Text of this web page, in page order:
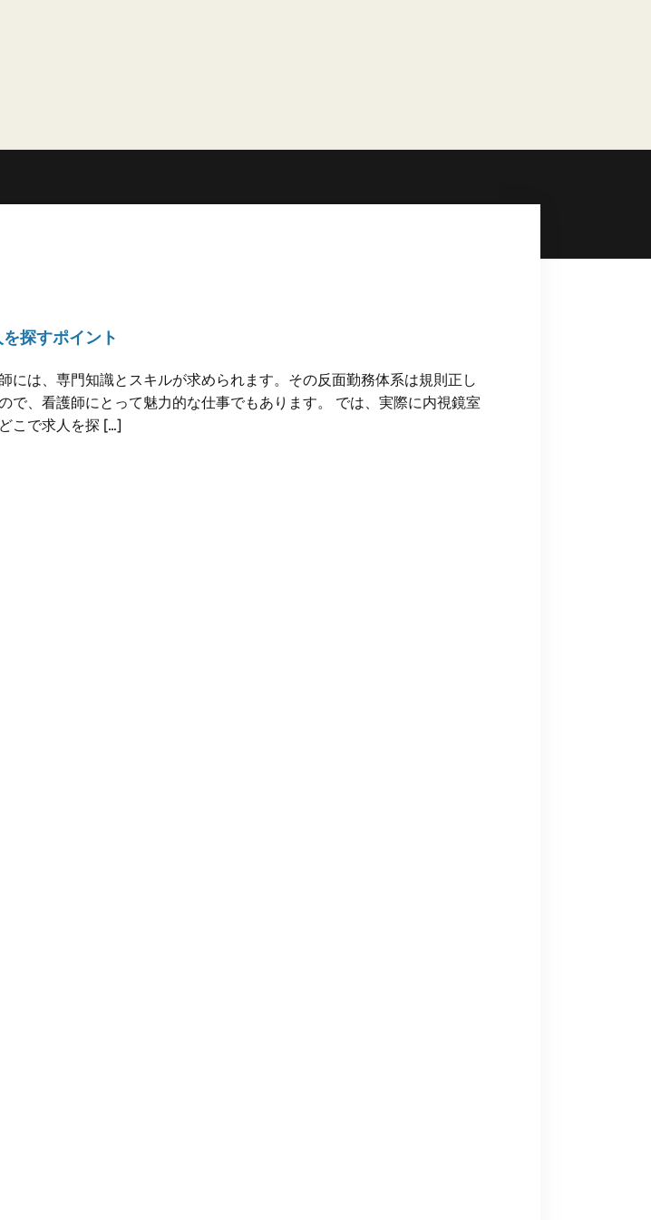
探すポイント
には、専門知識とスキルが求められます。その反面勤務体系は規則正し
で、看護師にとって魅力的な仕事でもあります。 では、実際に内視鏡室
こで求人を探 […]